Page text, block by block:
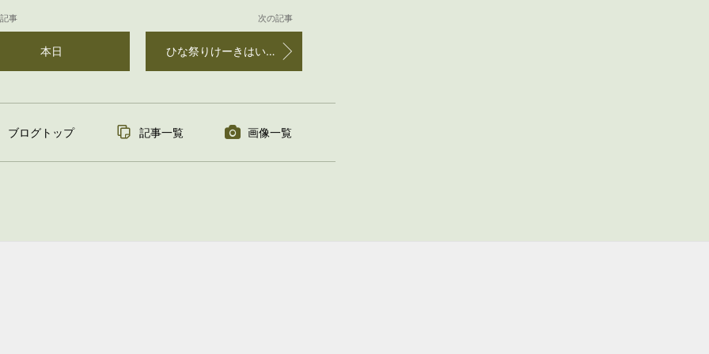
事
本日
次の記事
ひな祭りけーきはいかがですか
ブログトップ 記事一覧 画像一覧